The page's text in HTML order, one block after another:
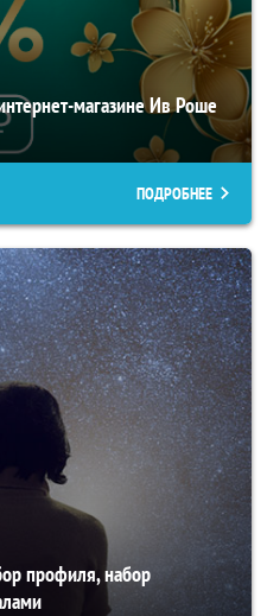
магазине Ив Роше
ПОДРОБНЕЕ
профиля, набор